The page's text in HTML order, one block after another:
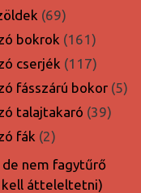
termék
6969
termék
bokrok 161161
termék
cserjék 117117
termék
fásszárú bokor 55
talajtakaró 3939
fák 22
termék
de nem fagytűrő
kell átteleltetni)